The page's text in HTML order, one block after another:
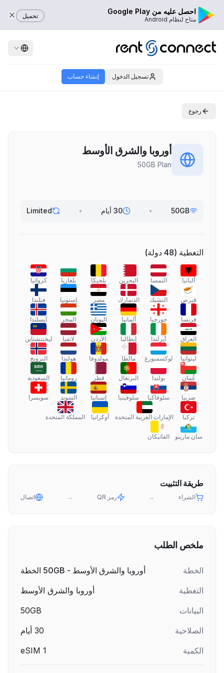
احصل عليه من Google Play
متاح لنظام Android تحميل
تسجيل الدخول إنشاء حساب
رجوع
أوروبا والشرق الأوسط
50GB Plan
50GB
• 30 أيام •
Limited
التغطية (
48 دولة)
ألبانيا النمسا البحرين بلجيكا بلغاريا كرواتيا
قبرص التشيك الدنمارك مصر إستونيا فنلندا
فرنسا جورجيا ألمانيا اليونان المجر آيسلندا
العراق أيرلندا إيطاليا الأردن لاتفيا ليختنشتاين
ليتوانيا لوكسمبورغ مالطا مولدوفا هولندا النرويج
عُمان بولندا البرتغال قطر رومانيا السعودية
صربيا سلوفاكيا سلوفينيا إسبانيا السويد سويسرا
تركيا الإمارات العربية المتحدة أوكرانيا المملكة المتحدة
سان مارينو الفاتيكان
طريقة التثبيت
الشراء → رمز QR → اتصال
ملخص الطلب
الخطة
أوروبا والشرق الأوسط - 50GB الخطة
التغطية
أوروبا والشرق الأوسط
البيانات
50GB
الصلاحية
30 أيام
الكمية
1